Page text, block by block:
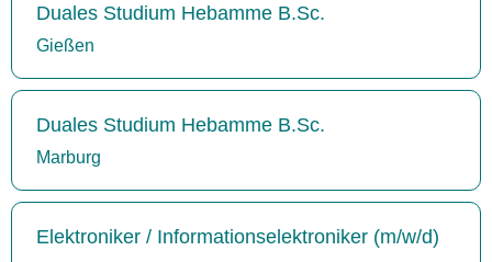
Duales Studium Hebamme B.Sc.
Gießen
Duales Studium Hebamme B.Sc.
Marburg
Elektroniker / Informationselektroniker (m/w/d)